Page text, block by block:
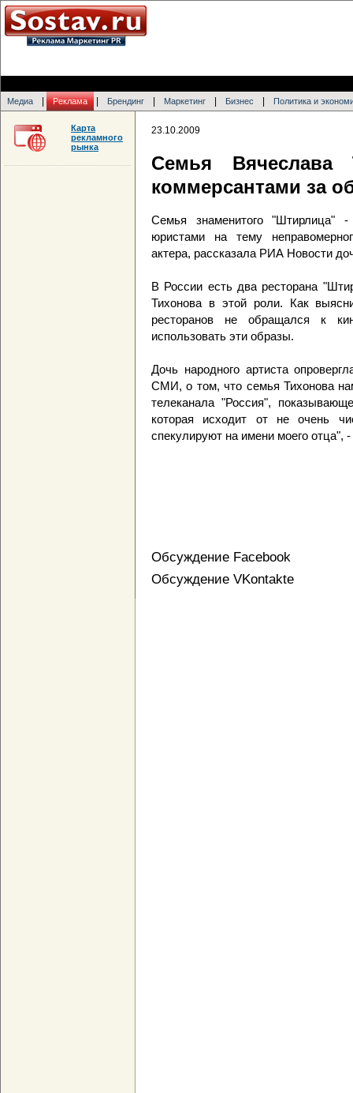
Медиа Реклама Брендинг Маркетинг Бизнес Политика и
23.10.2009
Семья Вячеслава
коммерсантами за
Семья знаменитого "Штирлица" -
юристами на тему
актера, рассказала РИА Новости
В России есть два ресторана
Тихонова в этой роли. Как
ресторанов не обращался к
использовать эти образы.
Дочь народного артиста
СМИ, о том, что семья Тихонова
телеканала "Россия",
которая исходит от не очень
спекулируют на имени моего
Обсуждение Facebook
Обсуждение VKontakte
Карта
рекламного
рынка